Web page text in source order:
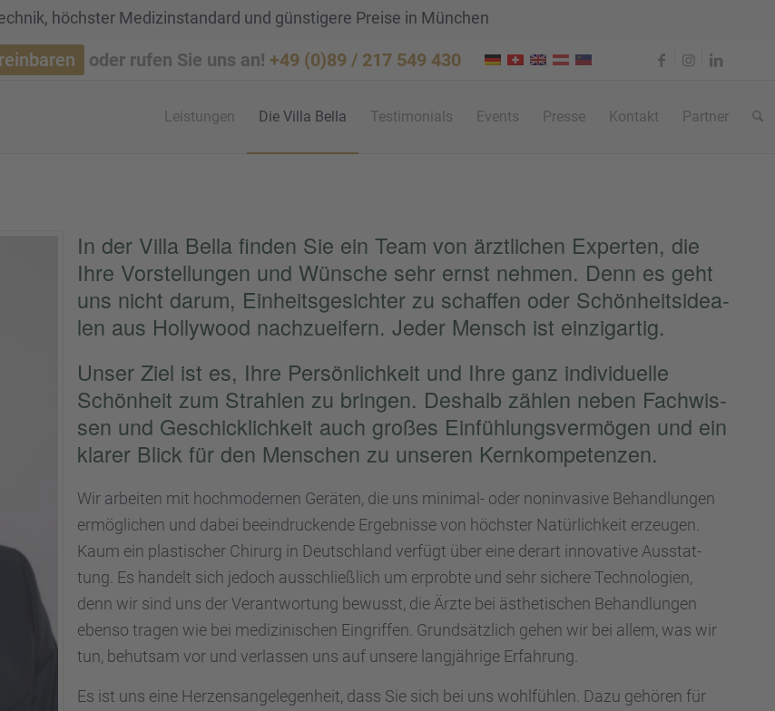
höchster Medizinstandard und günstigere Preise in München
oder rufen Sie uns an! +49 (0)89 / 217 549 430
Leistun­gen Die Villa Bella Testi­mo­ni­als Events Presse Kontakt Partner
In der Villa Bella finden Sie ein Team von ärztli­chen Exper­ten, die
Ihre Vorstel­lun­gen und Wünsche sehr ernst nehmen. Denn es geht
uns nicht darum, Einheits­ge­sich­ter zu schaf­fen oder Schön­heits­idea­
len aus Holly­wood nachzu­ei­fern. Jeder Mensch ist einzig­ar­tig.
Unser Ziel ist es, Ihre Persön­lich­keit und Ihre ganz indivi­du­elle
Schön­heit zum Strah­len zu bringen. Deshalb zählen neben Fachwis­
sen und Geschick­lich­keit auch großes Einfüh­lungs­ver­mö­gen und ein
klarer Blick für den Menschen zu unseren Kernkom­pe­ten­zen.
Wir arbei­ten mit hochmo­der­nen Geräten, die uns minimal- oder nonin­va­sive Behand­lun­gen
ermög­li­chen und dabei beein­dru­ckende Ergeb­nisse von höchs­ter Natür­lich­keit erzeu­gen.
Kaum ein plasti­scher Chirurg in Deutsch­land verfügt über eine derart innova­tive Ausstat­
tung. Es handelt sich jedoch ausschließ­lich um erprobte und sehr sichere Techno­lo­gien,
denn wir sind uns der Verant­wor­tung bewusst, die Ärzte bei ästhe­ti­schen Behand­lun­gen
ebenso tragen wie bei medizi­ni­schen Eingrif­fen. Grund­sätz­lich gehen wir bei allem, was wir
tun, behut­sam vor und verlas­sen uns auf unsere langjäh­rige Erfah­rung.
Es ist uns eine Herzens­an­ge­le­gen­heit, dass Sie sich bei uns wohlfüh­len. Dazu gehören für